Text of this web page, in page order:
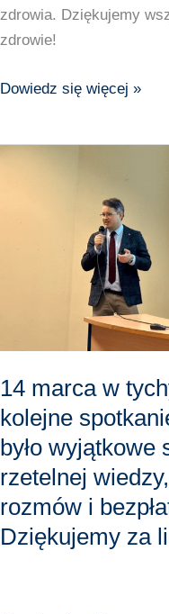
zdrowia. Dziękujemy
zdrowie!
Dowiedz się więcej »
14 marca w
kolejne
było wyjątkowe
rzetelnej
rozmów i
Dziękujemy za
14
To
było
wyjątkowe
spotkanie,
pełne
rzetelnej
wiedzy,